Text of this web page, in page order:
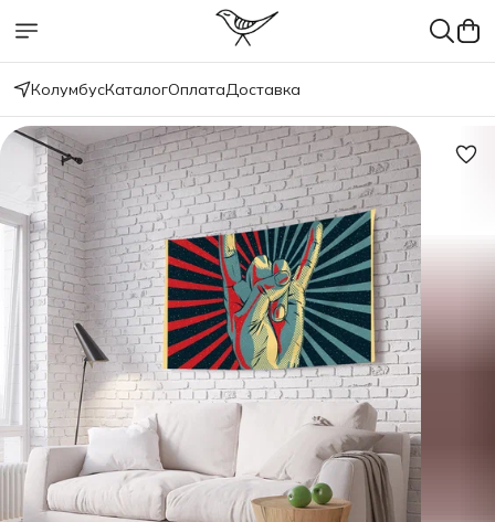
КолумбусКаталогОплатаДоставка